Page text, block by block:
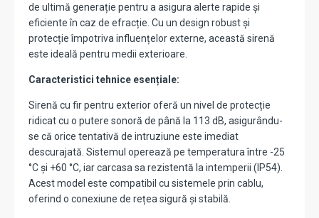
de ultimă generație pentru a asigura alerte rapide și
eficiente în caz de efracție. Cu un design robust și
protecție împotriva influențelor externe, această sirenă
este ideală pentru medii exterioare.
Caracteristici tehnice esențiale:
Sirenă cu fir pentru exterior oferă un nivel de protecție
ridicat cu o putere sonoră de până la 113 dB, asigurându-
se că orice tentativă de intruziune este imediat
descurajată. Sistemul operează pe temperatura între -25
°C și +60 °C, iar carcasa sa rezistentă la intemperii (IP54).
Acest model este compatibil cu sistemele prin cablu,
oferind o conexiune de rețea sigură și stabilă.